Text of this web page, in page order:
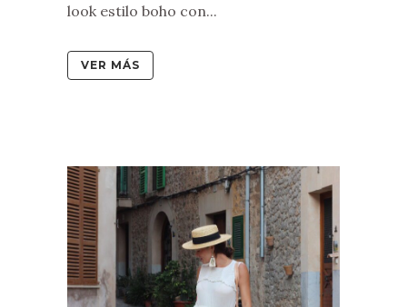
look estilo boho con...
VER MÁS